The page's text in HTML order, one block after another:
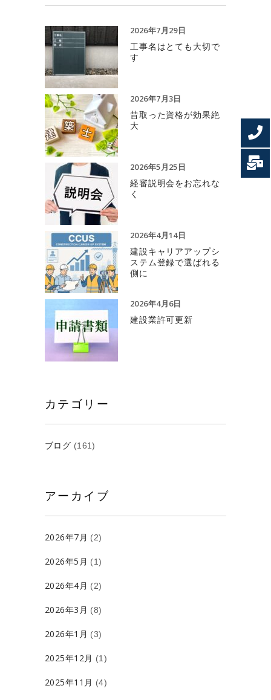
2026年7月29日
工事名はとても大切で
す
2026年7月3日
昔取った資格が効果絶
大
2026年5月25日
経審説明会をお忘れな
く
2026年4月14日
建設キャリアアップシ
ステム登録で選ばれる
側に
2026年4月6日
建設業許可更新
カテゴリー
ブログ (161)
アーカイブ
2026年7月 (2)
2026年5月 (1)
2026年4月 (2)
2026年3月 (8)
2026年1月 (3)
2025年12月 (1)
2025年11月 (4)